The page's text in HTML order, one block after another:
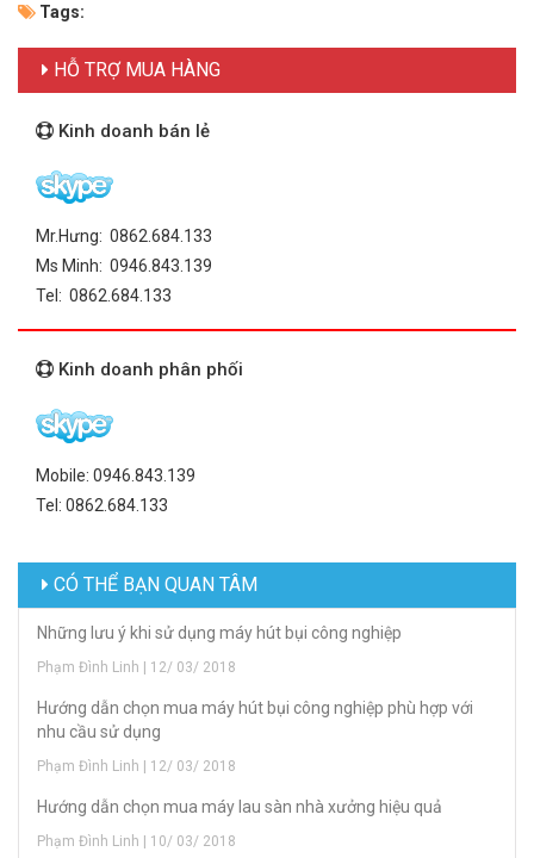
Tags:
HỖ TRỢ MUA HÀNG
Kinh doanh bán lẻ
Mr.Hưng: 0862.684.133
Ms Minh: 0946.843.139
Tel: 0862.684.133
Kinh doanh phân phối
Mobile: 0946.843.139
Tel: 0862.684.133
CÓ THỂ BẠN QUAN TÂM
Những lưu ý khi sử dụng máy hút bụi công nghiệp
Phạm Đình Linh | 12/ 03/ 2018
Hướng dẫn chọn mua máy hút bụi công nghiệp phù hợp với
nhu cầu sử dụng
Phạm Đình Linh | 12/ 03/ 2018
Hướng dẫn chọn mua máy lau sàn nhà xưởng hiệu quả
Phạm Đình Linh | 10/ 03/ 2018